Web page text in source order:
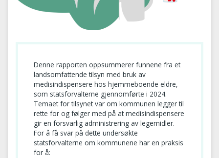
Denne rapporten oppsummerer funnene fra et
landsomfattende tilsyn med bruk av
medisindispensere hos hjemmeboende eldre,
som statsforvalterne gjennomførte i 2024.
Temaet for tilsynet var om kommunen legger til
rette for og følger med på at medisindispensere
gir en forsvarlig administrering av legemidler.
For å få svar på dette undersøkte
statsforvalterne om kommunene har en praksis
for å: